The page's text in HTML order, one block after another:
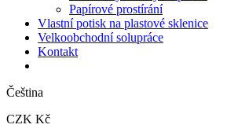
Papírové prostírání
Vlastní potisk na plastové sklenice
Velkoobchodní solupráce
Kontakt
Čeština
CZK Kč